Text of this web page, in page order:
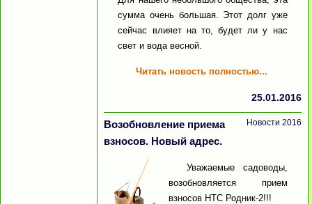
сумма очень большая. Этот долг уже
сейчас влияет на то, будет ли у нас
свет и вода весной.
Читать новость полностью...
25.01.2016
Возобновление приема
взносов. Новый адрес.
Новости 2016
Уважаемые садоводы,
возобновляется прием
взносов НТС Родник-2!!!